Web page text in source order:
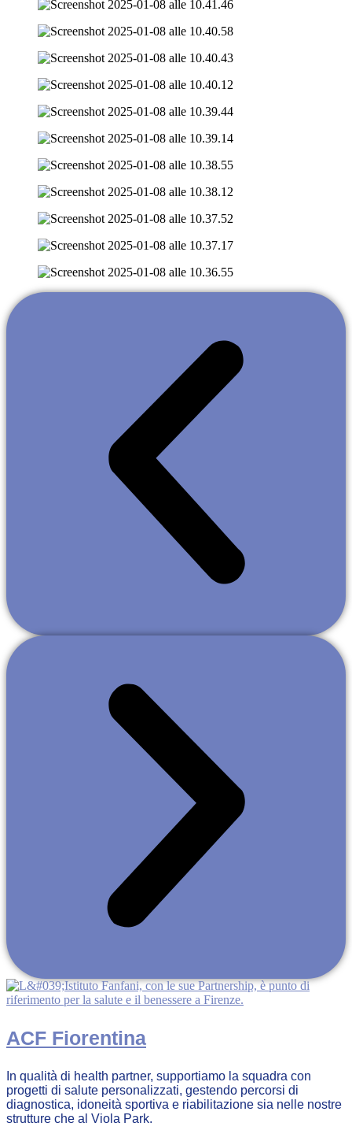
ACF Fiorentina
In qualità di health partner, supportiamo la squadra con
progetti di salute personalizzati, gestendo percorsi di
diagnostica, idoneità sportiva e riabilitazione sia nelle nostre
strutture che al Viola Park.